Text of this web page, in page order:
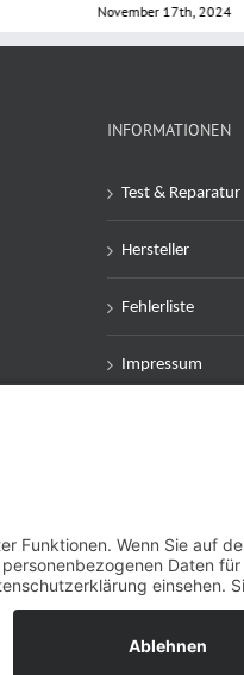
Januar 20th, 2022
INFORMATIONEN
Test & Reparatur
Hersteller
Fehlerliste
Impressum